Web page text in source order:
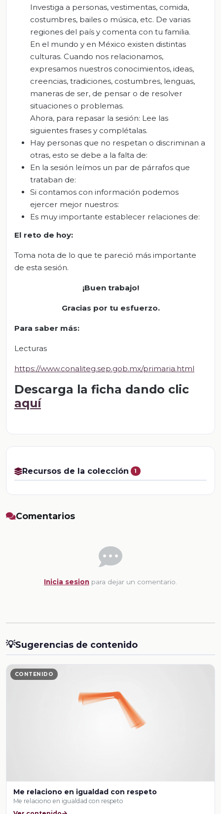
Investiga a personas, vestimentas, comida,
costumbres, bailes o música, etc. De varias
regiones del país y comenta con tu familia.
En el mundo y en México existen distintas
culturas. Cuando nos relacionamos,
expresamos nuestros conocimientos, ideas,
creencias, tradiciones, costumbres, lenguas,
maneras de ser, de pensar o de resolver
situaciones o problemas.
Ahora, para repasar la sesión: Lee las
siguientes frases y complétalas.
Hay personas que no respetan o discriminan a
otras, esto se debe a la falta de:
En la sesión leímos un par de párrafos que
trataban de:
Si contamos con información podemos
ejercer mejor nuestros:
Es muy importante establecer relaciones de:
El reto de hoy:
Toma nota de lo que te pareció más importante
de esta sesión.
¡Buen trabajo!
Gracias por tu esfuerzo.
Para saber más:
Lecturas
https://www.conaliteg.sep.gob.mx/primaria.html
Descarga la ficha dando clic
aquí
Recursos de la colección 1
Comentarios
Inicia sesion para dejar un comentario.
💡Sugerencias de contenido
CONTENIDO
Me relaciono en igualdad con respeto
Me relaciono en igualdad con respeto